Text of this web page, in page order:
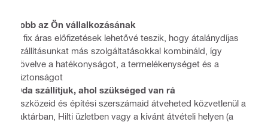
Jobb az Ön vállalkozásának
A fix áras előfizetések lehetővé teszik, hogy átalánydíjas
szállításunkat más szolgáltatásokkal kombináld, így
növelve a hatékonyságot, a termelékenységet és a
biztonságot
Oda szállítjuk, ahol szükséged van rá
Eszközeid és építési szerszámaid átveheted közvetlenül a
raktárban, Hilti üzletben vagy a kívánt átvételi helyen (a